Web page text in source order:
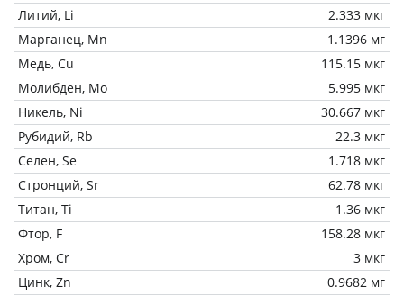
Литий, Li
2.333 мкг
Марганец, Mn
1.1396 мг
Медь, Cu
115.15 мкг
Молибден, Mo
5.995 мкг
Никель, Ni
30.667 мкг
Рубидий, Rb
22.3 мкг
Селен, Se
1.718 мкг
Стронций, Sr
62.78 мкг
Титан, Ti
1.36 мкг
Фтор, F
158.28 мкг
Хром, Cr
3 мкг
Цинк, Zn
0.9682 мг